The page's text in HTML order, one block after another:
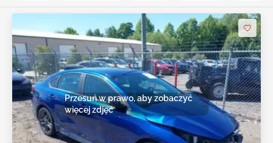
Przesuń w prawo, aby zobaczyć
więcej zdjęć